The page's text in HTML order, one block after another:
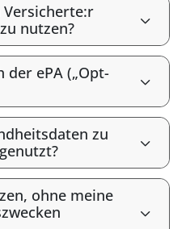
Versicherte:r
nutzen?
der ePA („Opt-
zu
ohne meine